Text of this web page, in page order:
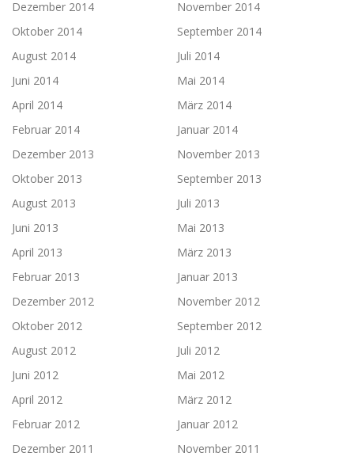
Dezember 2014
November 2014
Oktober 2014
September 2014
August 2014
Juli 2014
Juni 2014
Mai 2014
April 2014
März 2014
Februar 2014
Januar 2014
Dezember 2013
November 2013
Oktober 2013
September 2013
August 2013
Juli 2013
Juni 2013
Mai 2013
April 2013
März 2013
Februar 2013
Januar 2013
Dezember 2012
November 2012
Oktober 2012
September 2012
August 2012
Juli 2012
Juni 2012
Mai 2012
April 2012
März 2012
Februar 2012
Januar 2012
Dezember 2011
November 2011